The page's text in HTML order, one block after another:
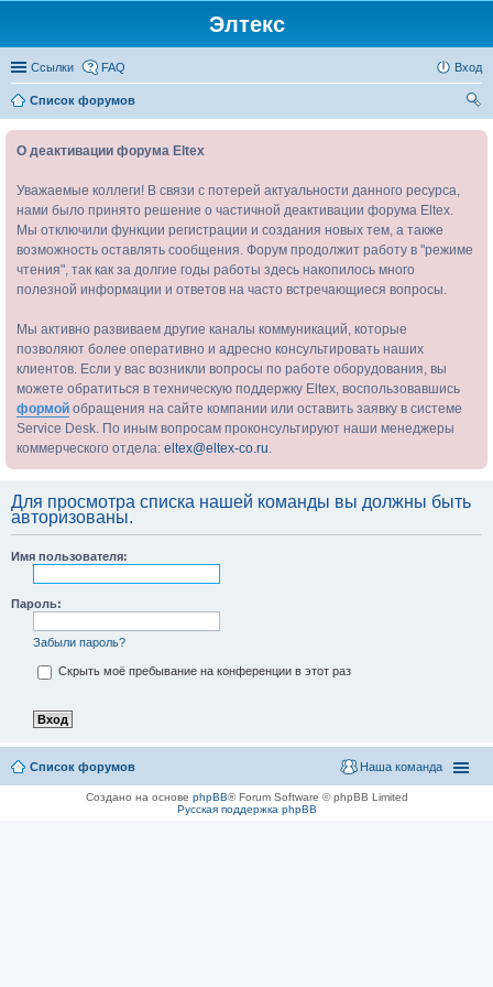
Элтекс
Ссылки FAQ Вход
Список форумов
О деактивации форума Eltex
Уважаемые коллеги! В связи с потерей актуальности данного ресурса,
нами было принято решение о частичной деактивации форума Eltex.
Мы отключили функции регистрации и создания новых тем, а также
возможность оставлять сообщения. Форум продолжит работу в "режиме
чтения", так как за долгие годы работы здесь накопилось много
полезной информации и ответов на часто встречающиеся вопросы.
Мы активно развиваем другие каналы коммуникаций, которые
позволяют более оперативно и адресно консультировать наших
клиентов. Если у вас возникли вопросы по работе оборудования, вы
можете обратиться в техническую поддержку Eltex, воспользовавшись
формой обращения на сайте компании или оставить заявку в системе
Service Desk. По иным вопросам проконсультируют наши менеджеры
коммерческого отдела: eltex@eltex-co.ru.
Для просмотра списка нашей команды вы должны быть
авторизованы.
Имя пользователя:
Пароль:
Забыли пароль?
Скрыть моё пребывание на конференции в этот раз
Список форумов Наша команда
Создано на основе phpBB® Forum Software © phpBB Limited
Русская поддержка phpBB